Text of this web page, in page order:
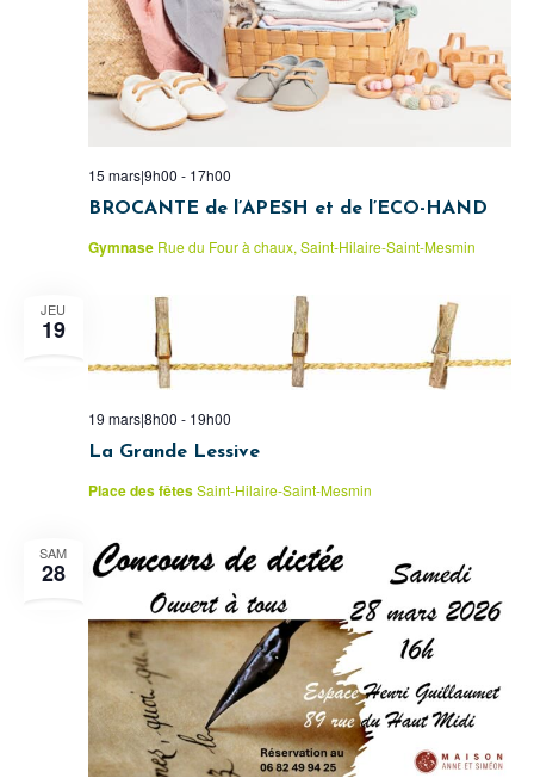
BROCANTE de l’APESH et de l’ECO-HAND
15 mars|9h00 - 17h00
Gymnase Rue du Four à chaux, Saint-Hilaire-Saint-Mesmin
JEU
19
La Grande Lessive
19 mars|8h00 - 19h00
Place des fêtesSaint-Hilaire-Saint-Mesmin
SAM
28